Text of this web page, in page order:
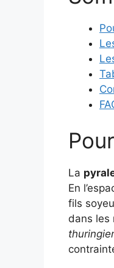
La
En
fils
dans les